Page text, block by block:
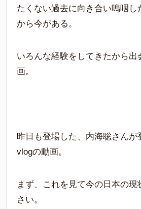
たくない過去に向き合い嗚咽し
から今がある。
いろんな経験をしてきたから出
画。
昨日も登場した、内海聡さんが
vlogの動画。
まず、これを見て今の日本の
さい。